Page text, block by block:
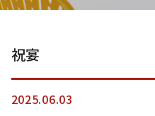
祝宴
2025.06.03